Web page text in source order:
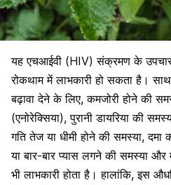
यह एचआईवी (HIV) संक्रमण के
रोकथाम में लाभकारी हो सकता है। साथ
बढ़ावा देने के लिए, कमजोरी होने की
(एनोरेक्सिया), पुरानीडायरिया की
गति तेज या धीमी होने की समस्या, दमा
या बार-बार प्यास लगने की समस्या
भी लाभकारी होता है। हालांकि, इस